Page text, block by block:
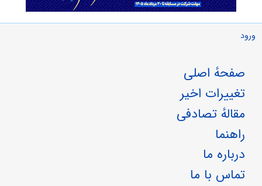
ورود
صفحهٔ اصلی
تغییرات اخیر
مقالهٔ تصادفی
راهنما
درباره ما
تماس با ما